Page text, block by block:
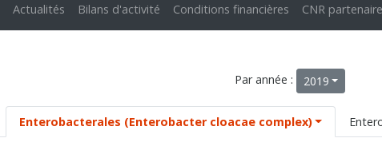
Actualités Bilans d'activité Conditions financières CNR
Par année : 2019
Enterobacterales (Enterobacter cloacae complex)